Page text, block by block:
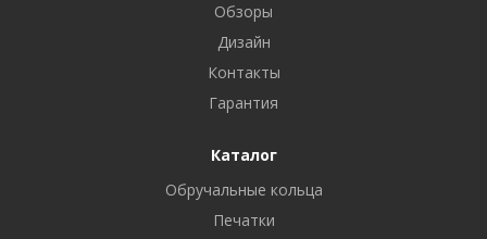
Обзоры
Дизайн
Контакты
Гарантия
Каталог
Обручальные кольца
Печатки